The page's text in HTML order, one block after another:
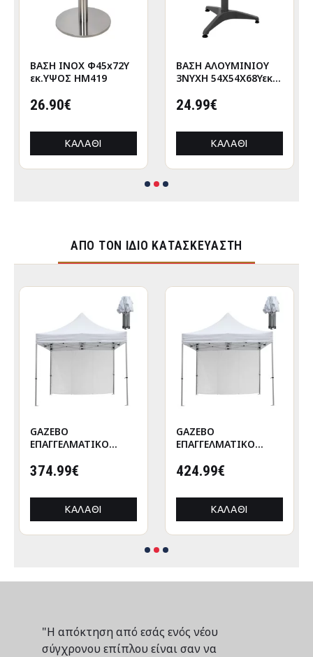
ΒΑΣΗ INOX Φ45x72Υ
εκ.ΥΨΟΣ HM419
26.90€
ΚΑΛΆΘΙ
ΒΑΣΗ ΑΛΟΥΜΙΝΙΟΥ
3ΝΥΧΗ 54X54Χ68Υεκ.
HM449 ΓΚΡΙ
24.99€
ΚΑΛΆΘΙ
ΑΠΌ ΤΟΝ ΊΔΙΟ ΚΑΤΑΣΚΕΥΑΣΤΉ
GAZEBO
ΕΠΑΓΓΕΛΜΑΤΙΚΟ
CRESSEN HM21097
ΑΛΟΥΜΙΝΙΟΥ
3x3x3,4Yμ
374.99€
ΚΑΛΆΘΙ
GAZEBO
ΕΠΑΓΓΕΛΜΑΤΙΚΟ
CRESSEN HM21097.01
ΑΛΟΥΜΙΝΙΟΥ
3x3x3,4Yεκ
424.99€
ΚΑΛΆΘΙ
"Η απόκτηση από εσάς ενός νέου
σύγχρονου επίπλου είναι σαν να